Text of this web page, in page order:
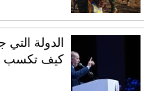
الدولة
كيف تكسب